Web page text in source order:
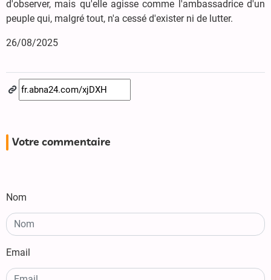
d'observer, mais qu'elle agisse comme l'ambassadrice d'un
peuple qui, malgré tout, n'a cessé d'exister ni de lutter.
26/08/2025
Votre commentaire
Nom
Email